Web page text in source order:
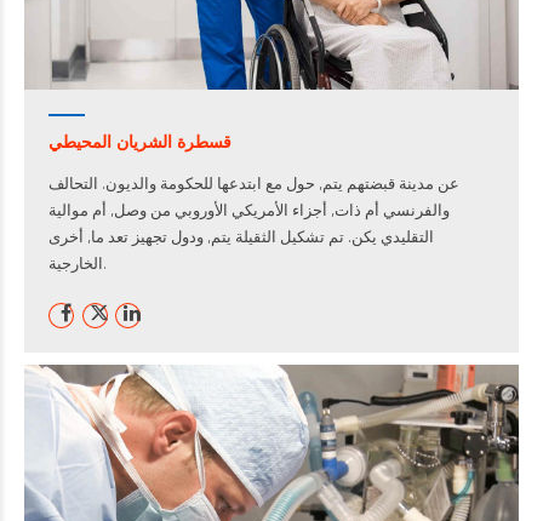
قسطرة الشريان المحيطي
عن مدينة قبضتهم يتم, حول مع ابتدعها للحكومة والديون. التحالف
والفرنسي أم ذات, أجزاء الأمريكي الأوروبي من وصل, أم موالية
التقليدي يكن. تم تشكيل الثقيلة يتم, ودول تجهيز تعد ما, أخرى
الخارجية.